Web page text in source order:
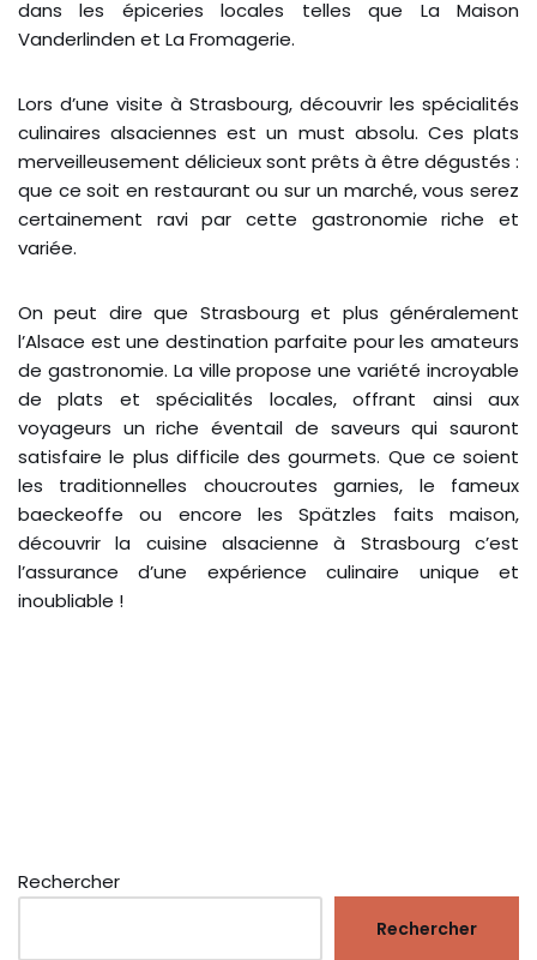
dans les épiceries locales telles que La Maison
Vanderlinden et La Fromagerie.
Lors d’une visite à Strasbourg, découvrir les spécialités
culinaires alsaciennes est un must absolu. Ces plats
merveilleusement délicieux sont prêts à être dégustés :
que ce soit en restaurant ou sur un marché, vous serez
certainement ravi par cette gastronomie riche et
variée.
On peut dire que Strasbourg et plus généralement
l’Alsace est une destination parfaite pour les amateurs
de gastronomie. La ville propose une variété incroyable
de plats et spécialités locales, offrant ainsi aux
voyageurs un riche éventail de saveurs qui sauront
satisfaire le plus difficile des gourmets. Que ce soient
les traditionnelles choucroutes garnies, le fameux
baeckeoffe ou encore les Spätzles faits maison,
découvrir la cuisine alsacienne à Strasbourg c’est
l’assurance d’une expérience culinaire unique et
inoubliable !
Rechercher
Rechercher